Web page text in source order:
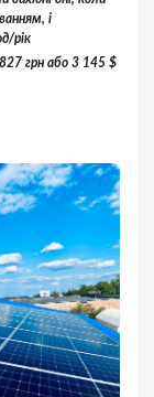
і
рік
грн або 3 145 $